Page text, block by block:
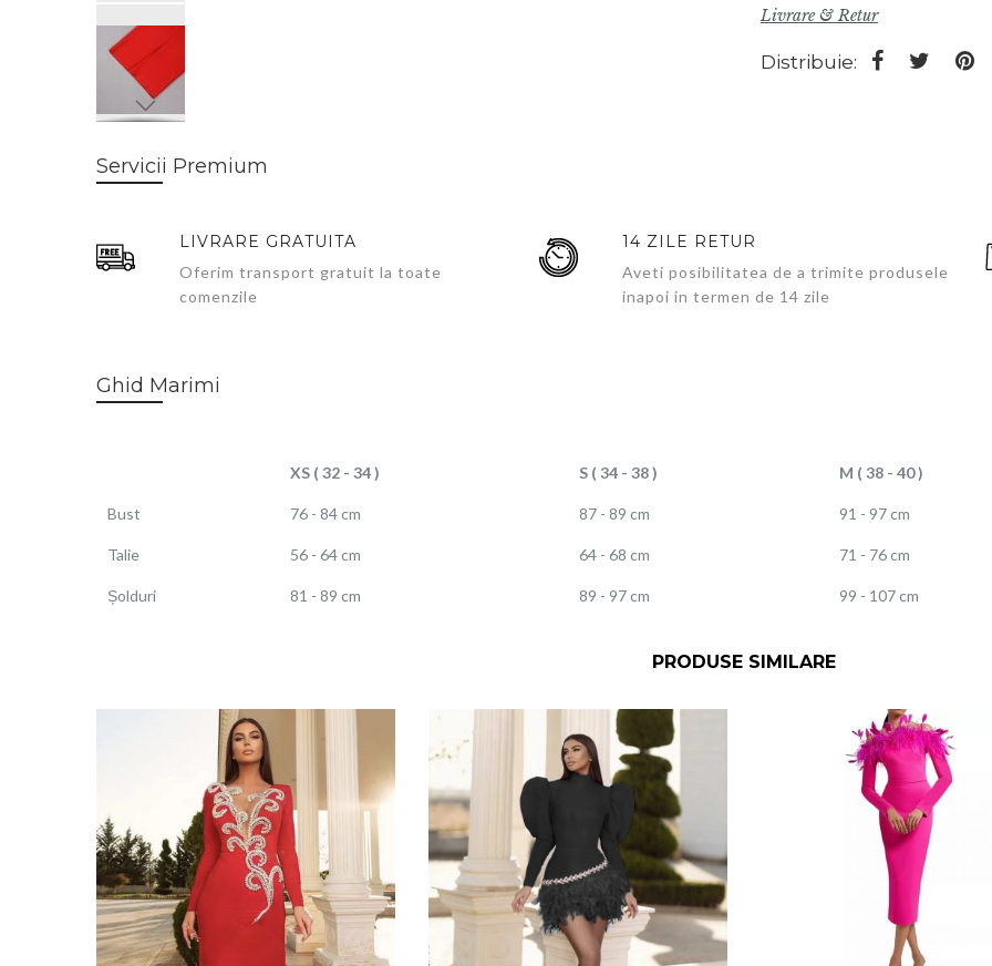
to
the
the
images
Livrare & Retur
Distribuie:
Servicii Premium
LIVRARE GRATUITA
Oferim transport gratuit la toate
comenzile
14 ZILE RETUR
Aveti posibilitatea de a trimite produsele
inapoi in termen de 14 zile
Ghid Marimi
XS ( 32 - 34 ) S ( 34 - 38 ) M ( 38 - 40 )
Bust 76 - 84 cm 87 - 89 cm 91 - 97 cm
Talie 56 - 64 cm 64 - 68 cm 71 - 76 cm
Șolduri 81 - 89 cm 89 - 97 cm 99 - 107 cm
PRODUSE SIMILARE